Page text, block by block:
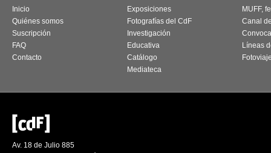
Inicio
Quiénes somos
Suscripción
FAQ
Contacto
Exposiciones
Fotografías del CdF
Investigación
Educativa
Catálogo
Mediateca
MUFF,
Canal
Líneas
Av. 18 de Julio 885